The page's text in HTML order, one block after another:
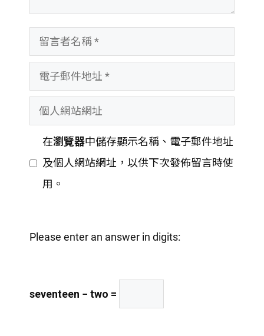
言
名
子
郵
人
站
在瀏覽器中儲存顯示名稱、電子郵件地址
及個人網站網址，以供下次發佈留言時使
用。
Please enter an answer in digits:
seventeen − two =